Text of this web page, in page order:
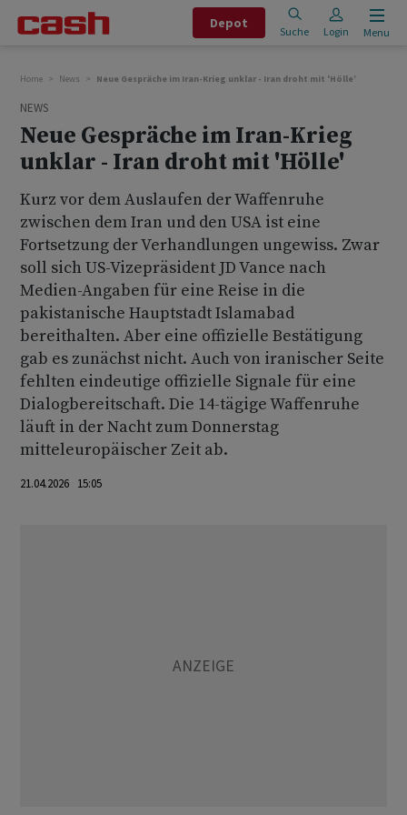
Depot
Suche Login Menu
Home News Neue Gespräche im Iran-Krieg unklar - Iran droht mit 'Hölle'
NEWS
Neue Gespräche im Iran-Krieg
unklar - Iran droht mit 'Hölle'
Kurz vor dem Auslaufen der Waffenruhe
zwischen dem Iran und den USA ist eine
Fortsetzung der Verhandlungen ungewiss. Zwar
soll sich US-Vizepräsident JD Vance nach
Medien-Angaben für eine Reise in die
pakistanische Hauptstadt Islamabad
bereithalten. Aber eine offizielle Bestätigung
gab es zunächst nicht. Auch von iranischer Seite
fehlten eindeutige offizielle Signale für eine
Dialogbereitschaft. Die 14-tägige Waffenruhe
läuft in der Nacht zum Donnerstag
mitteleuropäischer Zeit ab.
21.04.2026 15:05